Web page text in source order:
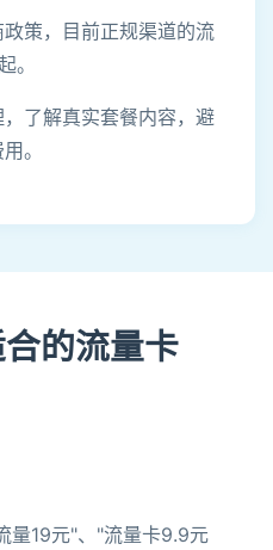
策，目前正规渠道的流
。
了解真实套餐内容，避
。
的流量卡
量19元"、"流量卡9.9元